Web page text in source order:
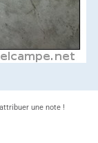
une note !